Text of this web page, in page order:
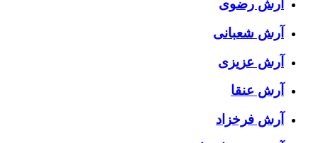
آرش رضوی
آرش شعبانی
آرش عزیزی
آرش عنقا
آرش فرخزاد